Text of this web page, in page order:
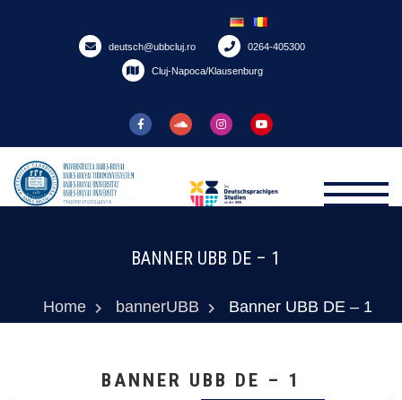
deutsch@ubbcluj.ro 0264-405300
Cluj-Napoca/Klausenburg
BANNER UBB DE – 1
Home bannerUBB Banner UBB DE – 1
BANNER UBB DE – 1